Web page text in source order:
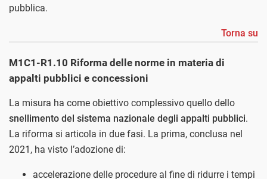
pubblica.
Torna su
M1C1-R1.10 Riforma delle norme in materia di
appalti pubblici e concessioni
La misura ha come obiettivo complessivo quello dello
snellimento del sistema nazionale degli appalti pubblici.
La riforma si articola in due fasi. La prima, conclusa nel
2021, ha visto l’adozione di:
accelerazione delle procedure al fine di ridurre i tempi